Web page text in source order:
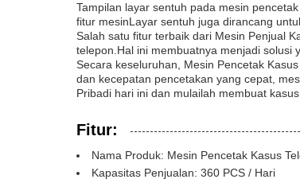
Tampilan layar sentuh pada mesin
fitur mesinLayar sentuh juga dirancang
Salah satu fitur terbaik dari Mesin Penjual
telepon.Hal ini membuatnya menjadi solusi
Secara keseluruhan, Mesin Pencetak
dan kecepatan pencetakan yang cepat,
Pribadi hari ini dan mulailah membuat
Fitur:
Nama Produk: Mesin Pencetak Kasus
Kapasitas Penjualan: 360 PCS / Hari